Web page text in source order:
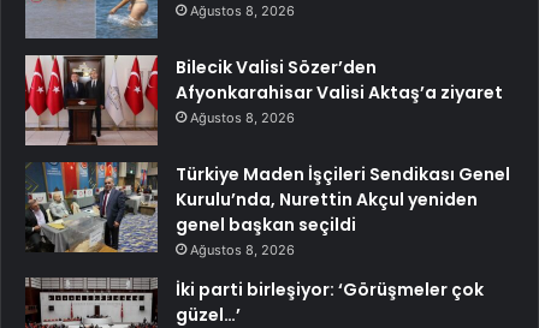
Ağustos 8, 2026
Bilecik Valisi Sözer’den
Afyonkarahisar Valisi Aktaş’a ziyaret
Ağustos 8, 2026
Türkiye Maden İşçileri Sendikası Genel
Kurulu’nda, Nurettin Akçul yeniden
genel başkan seçildi
Ağustos 8, 2026
İki parti birleşiyor: ‘Görüşmeler çok
güzel…’